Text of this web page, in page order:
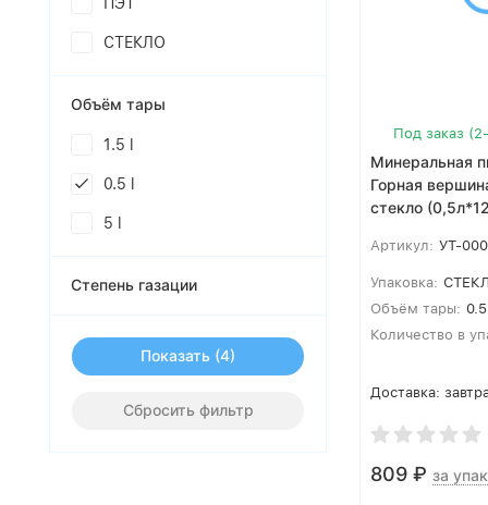
Под заказ
Минеральная
Горная
стекло
Артикул: УТ-
Упаковка:
Объём тары:
Количество в
Доставка:
809 ₽ за
СТЕКЛО
Объём тары
1.5 l
0.5 l
5 l
Степень газации
Показать
Сбросить фильтр